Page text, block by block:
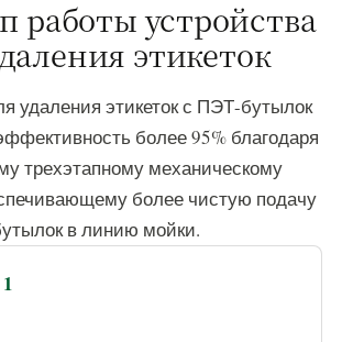
работы устройства
этикеток
удаления этикеток с ПЭТ-бутылок
более 95% благодаря
трехэтапному механическому
более чистую подачу
в линию мойки.